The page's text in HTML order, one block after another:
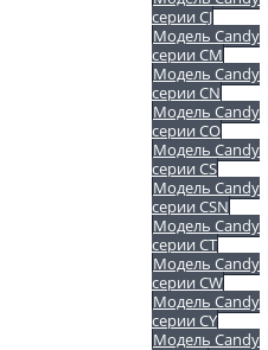
серии CJ
Модель Candy
серии CM
Модель Candy
серии CN
Модель Candy
серии CO
Модель Candy
серии CS
Модель Candy
серии CSN
Модель Candy
серии CT
Модель Candy
серии CW
Модель Candy
серии CY
Модель Candy